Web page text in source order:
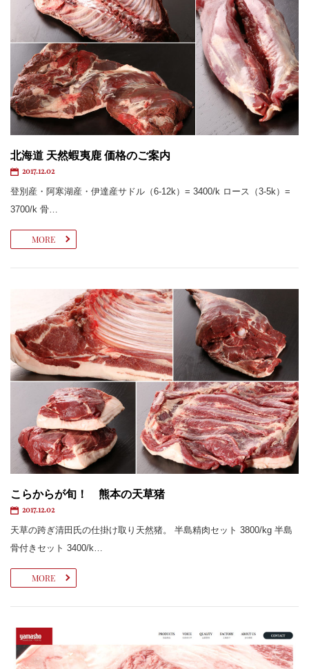
北海道 天然蝦夷鹿 価格のご案内
2017.12.02
登別産・阿寒湖産・伊達産サドル（6-12k）= 3400/k ロース（3-5k）=
3700/k 骨…
MORE
こらからが旬！ 熊本の天草猪
2017.12.02
天草の跨ぎ清田氏の仕掛け取り天然猪。 半島精肉セット 3800/kg 半島
骨付きセット 3400/k…
MORE